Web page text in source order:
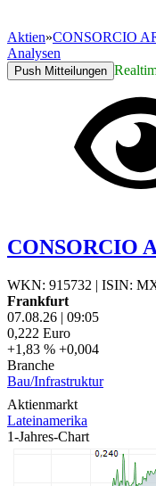
Aktien»CONSORCIO
Analysen
Push Mitteilungen
CONSORCIO
WKN: 915732 | ISIN:
Frankfurt
07.08.26 | 09:05
0,222 Euro
+1,83 % +0,004
Branche
Bau/Infrastruktur
Aktienmarkt
Lateinamerika
1-Jahres-Chart